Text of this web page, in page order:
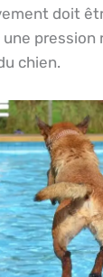
doit
pression
chien.